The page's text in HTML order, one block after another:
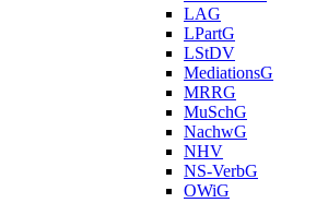
LAG
LPartG
LStDV
MediationsG
MRRG
MuSchG
NachwG
NHV
NS-VerbG
OWiG